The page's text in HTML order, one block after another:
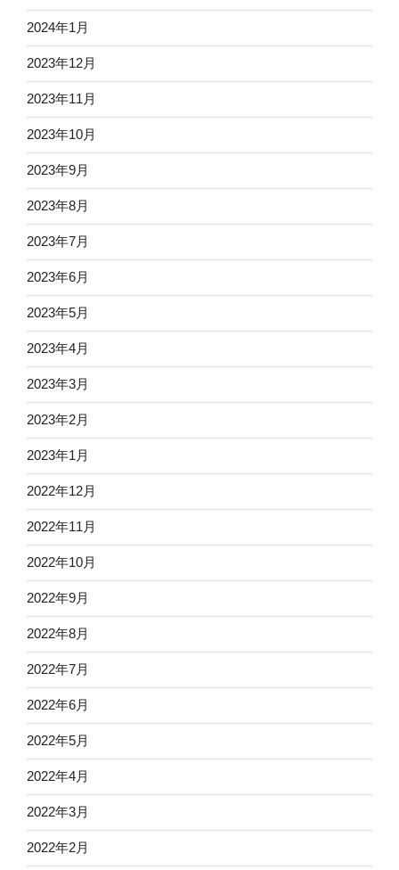
2024年1月
2023年12月
2023年11月
2023年10月
2023年9月
2023年8月
2023年7月
2023年6月
2023年5月
2023年4月
2023年3月
2023年2月
2023年1月
2022年12月
2022年11月
2022年10月
2022年9月
2022年8月
2022年7月
2022年6月
2022年5月
2022年4月
2022年3月
2022年2月